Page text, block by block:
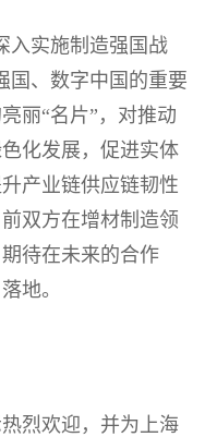
实施制造强国战
国、数字中国的重要
丽“名片”，对推动
化发展，促进实体
产业链供应链韧性
双方在增材制造领
待在未来的合作
地。
烈欢迎，并为上海